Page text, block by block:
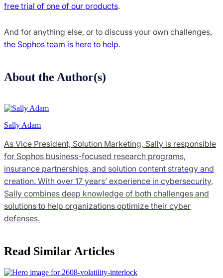
free trial of one of our products.
And for anything else, or to discuss your own challenges,
the Sophos team is here to help.
About the Author(s)
Sally Adam
As Vice President, Solution Marketing, Sally is responsible
for Sophos business-focused research programs,
insurance partnerships, and solution content strategy and
creation. With over 17 years’ experience in cybersecurity,
Sally combines deep knowledge of both challenges and
solutions to help organizations optimize their cyber
defenses.
Read Similar Articles